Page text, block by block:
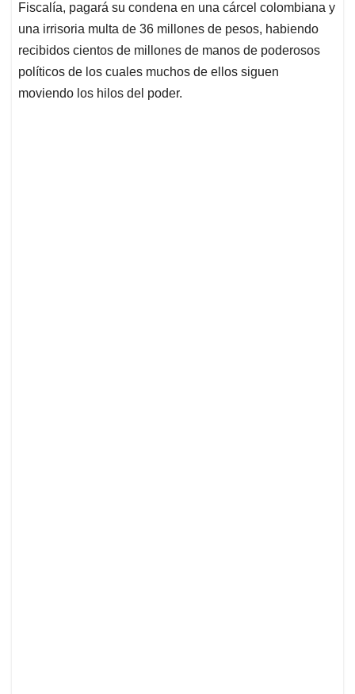
Fiscalía, pagará su condena en una cárcel colombiana y
una irrisoria multa de 36 millones de pesos, habiendo
recibidos cientos de millones de manos de poderosos
políticos de los cuales muchos de ellos siguen
moviendo los hilos del poder.